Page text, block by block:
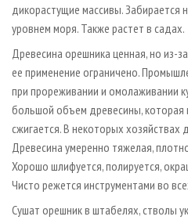
дикорастущие массивы. Забирается
уровнем моря. Также растет в садах.
Древесина орешника ценная, но из-­
ее применение ограничено.
при прореживании и омолаживании
большой объем древесины, которая
сжигается. В некоторых хозяйствах
Древесина умеренно тяжелая,
Хорошо шлифуется, полируется,
Чисто режется инструментами во
Сушат орешник в штабелях, стволы